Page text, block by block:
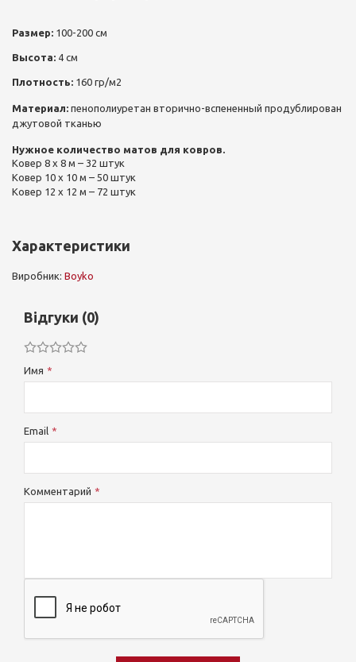
Размер: 100-200 см
Высота: 4 см
Плотность: 160 гр/м2
Материал: пенополиуретан вторично-вспененный продублирован
джутовой тканью
Нужное количество матов для ковров.
Ковер 8 х 8 м – 32 штук
Ковер 10 х 10 м – 50 штук
Ковер 12 х 12 м – 72 штук
Характеристики
Виробник: Boyko
Відгуки (0)
Имя
Email
Комментарий